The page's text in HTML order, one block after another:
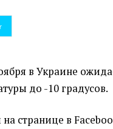
в Украине
до -10 градусов.
странице в